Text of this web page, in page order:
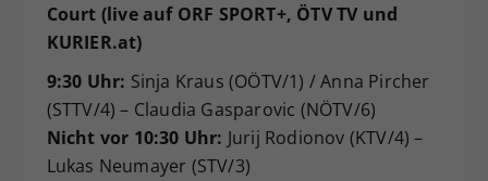
Court (live auf ORF SPORT+, ÖTV TV und
KURIER.at)
9:30 Uhr: Sinja Kraus (OÖTV/1) / Anna Pircher
(STTV/4) – Claudia Gasparovic (NÖTV/6)
Nicht vor 10:30 Uhr: Jurij Rodionov (KTV/4) –
Lukas Neumayer (STV/3)